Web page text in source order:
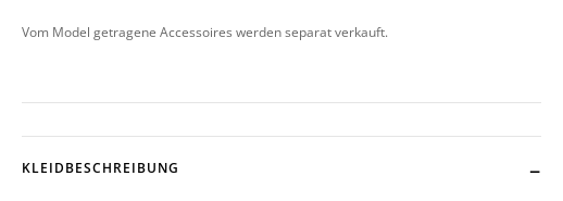
Vom Model getragene Accessoires werden separat verkauft.
KLEIDBESCHREIBUNG